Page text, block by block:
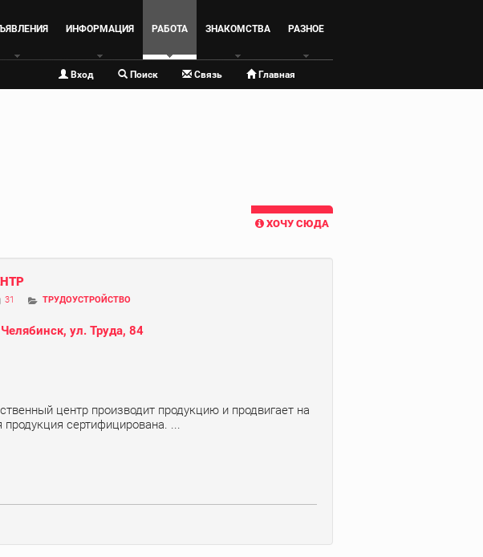
ИНФОРМАЦИЯ РАБОТА ЗНАКОМСТВА РАЗНОЕ
Вход Поиск Связь Главная
ХОЧУ СЮДА
31 ТРУДОУСТРОЙСТВО
ул. Труда, 84
центр производит продукцию и продвигает на
сертифицирована. ...